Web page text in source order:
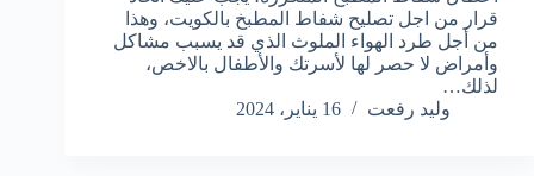
قرار من اجل تصليح شفاط المطبخ بالكويت، وهذا
من أجل طرد الهواء الملوث الذي قد يسبب مشاكل
وأمراض لا حصر لها لأسرتك والأطفال بالاخص،
لذلك…
وليد رفعت
16 يناير، 2024